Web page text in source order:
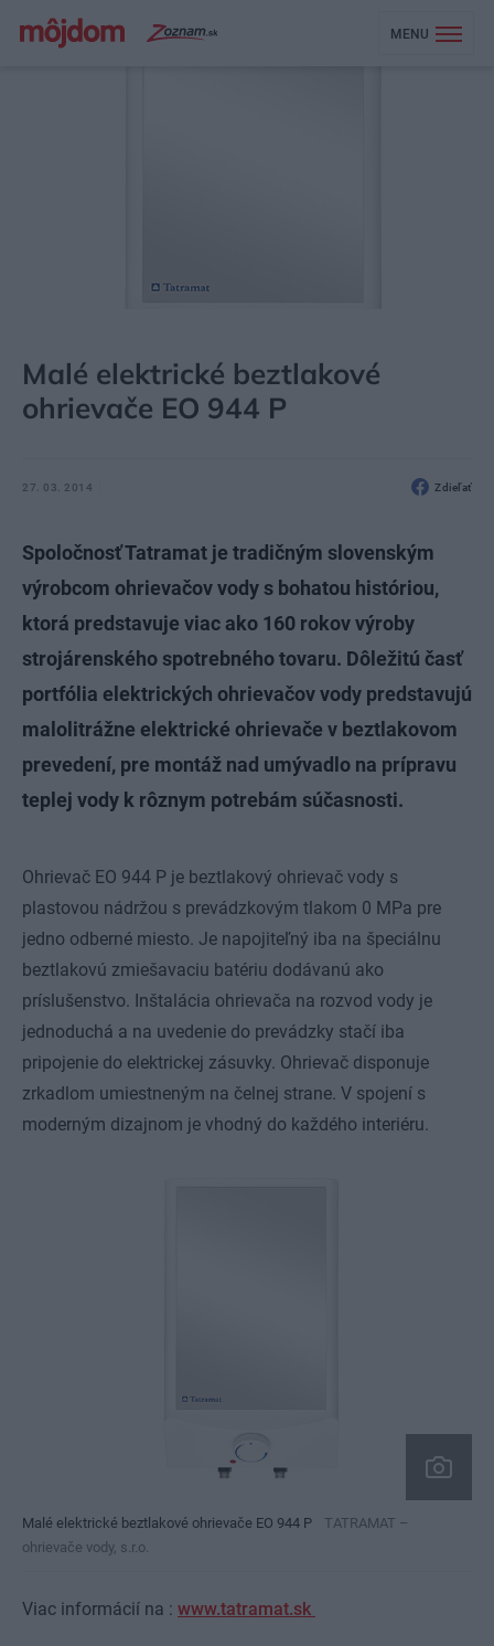
MENU
Malé elektrické beztlakové
ohrievače EO 944 P
27. 03. 2014 Zdieľať
Spoločnosť Tatramat je tradičným slovenským
výrobcom ohrievačov vody s bohatou históriou,
ktorá predstavuje viac ako 160 rokov výroby
strojárenského spotrebného tovaru. Dôležitú časť
portfólia elektrických ohrievačov vody predstavujú
malolitrážne elektrické ohrievače v beztlakovom
prevedení, pre montáž nad umývadlo na prípravu
teplej vody k rôznym potrebám súčasnosti.
Ohrievač EO 944 P je beztlakový ohrievač vody s
plastovou nádržou s prevádzkovým tlakom 0 MPa pre
jedno odberné miesto. Je napojiteľný iba na špeciálnu
beztlakovú zmiešavaciu batériu dodávanú ako
príslušenstvo. Inštalácia ohrievača na rozvod vody je
jednoduchá a na uvedenie do prevádzky stačí iba
pripojenie do elektrickej zásuvky. Ohrievač disponuje
zrkadlom umiestneným na čelnej strane. V spojení s
moderným dizajnom je vhodný do každého interiéru.
Malé elektrické beztlakové ohrievače EO 944 P
TATRAMAT –
ohrievače vody, s.r.o.
Viac informácií na : www.tatramat.sk